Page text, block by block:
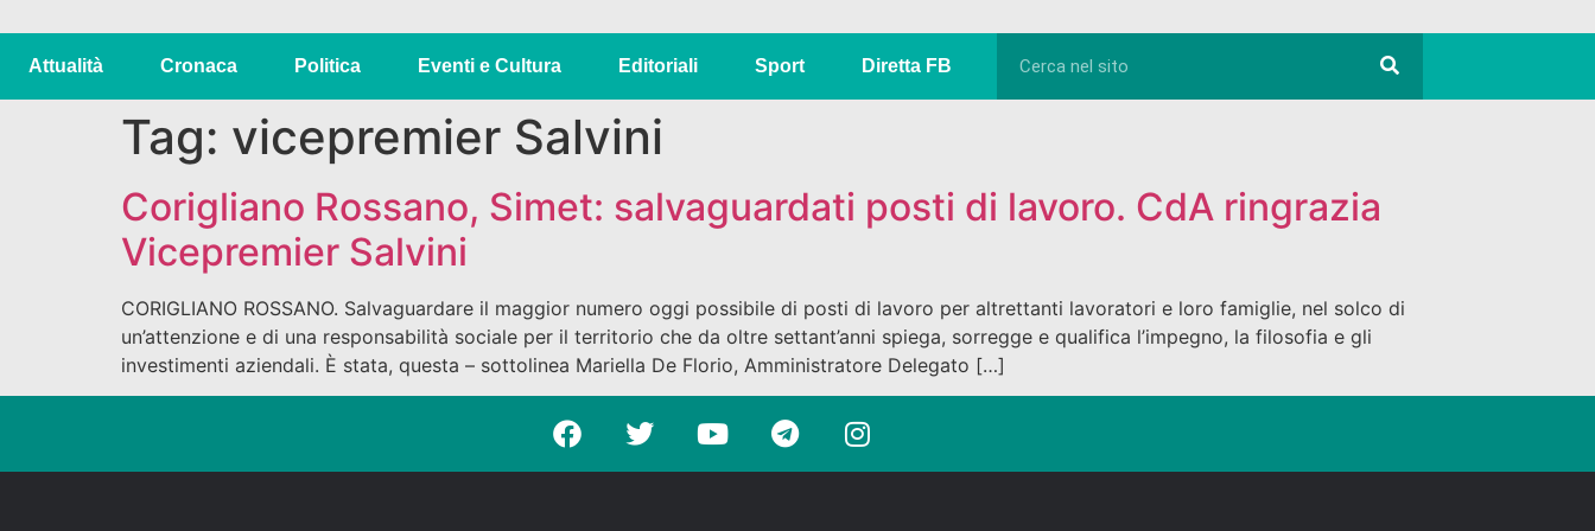
Attualità Cronaca Politica Eventi e Cultura Editoriali Sport Diretta FB
Tag: vicepremier Salvini
Corigliano Rossano, Simet: salvaguardati posti di lavoro. CdA ringrazia
Vicepremier Salvini
CORIGLIANO ROSSANO. Salvaguardare il maggior numero oggi possibile di posti di lavoro per altrettanti lavoratori e loro famiglie, nel solco di
un’attenzione e di una responsabilità sociale per il territorio che da oltre settant’anni spiega, sorregge e qualifica l’impegno, la filosofia e gli
investimenti aziendali. È stata, questa – sottolinea Mariella De Florio, Amministratore Delegato […]